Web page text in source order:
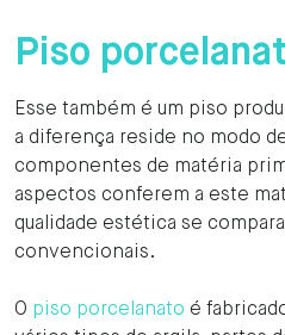
Piso
Esse também é um piso
a diferença reside no modo
componentes de matéria
aspectos conferem a este
qualidade estética se
convencionais.
O piso porcelanato é